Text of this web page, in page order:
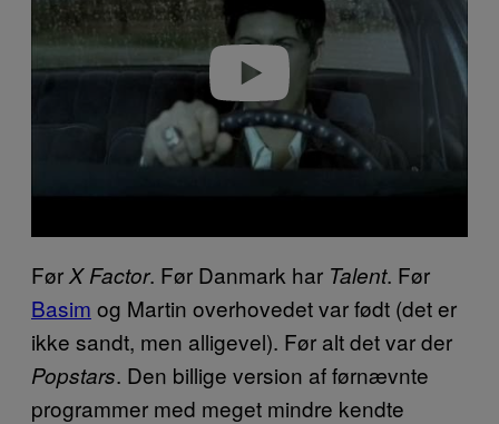
FørX Factor. Før Danmark har Talent. Før
Basim og Martin overhovedet var født (det er
ikke sandt, men alligevel). Før alt det var der
Popstars. Den billige version af førnævnte
programmer med meget mindre kendte